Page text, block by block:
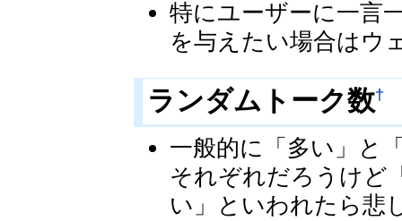
特にユーザーに一言
を与えたい場合はウ
ランダムトーク数†
一般的に「多い」と
それぞれだろうけど
い」といわれたら悲